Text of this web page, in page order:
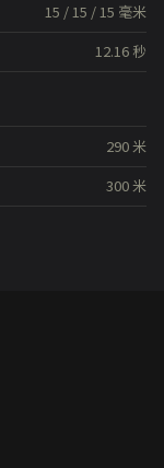
15 /15 /15 毫米
12.16 秒
290米
300米